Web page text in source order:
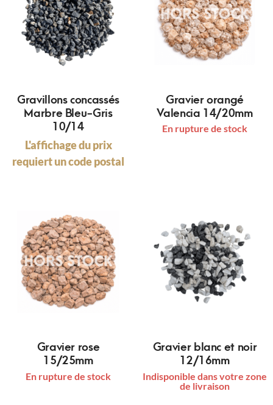
Gravillons concassés
Marbre Bleu-Gris
10/14
L'affichage du prix
requiert un code postal
Gravier orangé
Valencia 14/20mm
En rupture de stock
Gravier rose
15/25mm
En rupture de stock
Gravier blanc et noir
12/16mm
Indisponible dans votre zone
de livraison